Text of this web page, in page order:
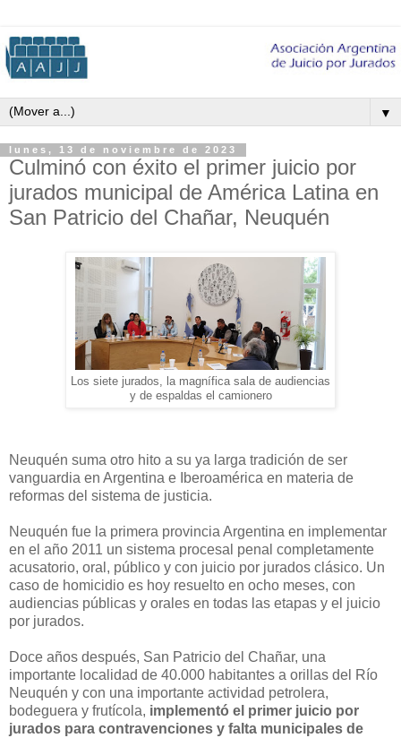
▼
lunes, 13 de noviembre de 2023
Culminó con éxito el primer juicio por
jurados municipal de América Latina en
San Patricio del Chañar, Neuquén
Los siete jurados, la magnífica sala de audiencias
y de espaldas el camionero
Neuquén suma otro hito a su ya larga tradición de ser
vanguardia en Argentina e Iberoamérica en materia de
reformas del sistema de justicia.
Neuquén fue la primera provincia Argentina en implementar
en el año 2011 un sistema procesal penal completamente
acusatorio, oral, público y con juicio por jurados clásico. Un
caso de homicidio es hoy resuelto en ocho meses, con
audiencias públicas y orales en todas las etapas y el juicio
por jurados.
Doce años después, San Patricio del Chañar, una
importante localidad de 40.000 habitantes a orillas del Río
Neuquén y con una importante actividad petrolera,
bodeguera y frutícola, implementó el primer juicio por
jurados para contravenciones y falta municipales de